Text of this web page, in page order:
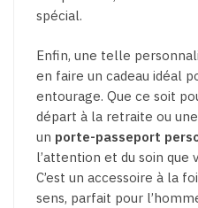
spécial.
Enfin, une telle
en faire un cadeau idéal
entourage. Que ce soit
départ à la retraite ou
un porte-passeport
l’attention et du soin que
C’est un accessoire à la
sens, parfait pour